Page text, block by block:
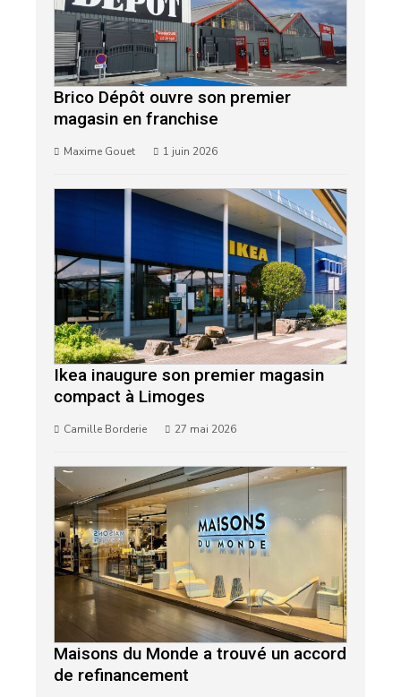
Brico Dépôt ouvre son premier
magasin en franchise
Maxime Gouet 1 juin 2026
Ikea inaugure son premier magasin
compact à Limoges
Camille Borderie 27 mai 2026
Maisons du Monde a trouvé un accord
de refinancement